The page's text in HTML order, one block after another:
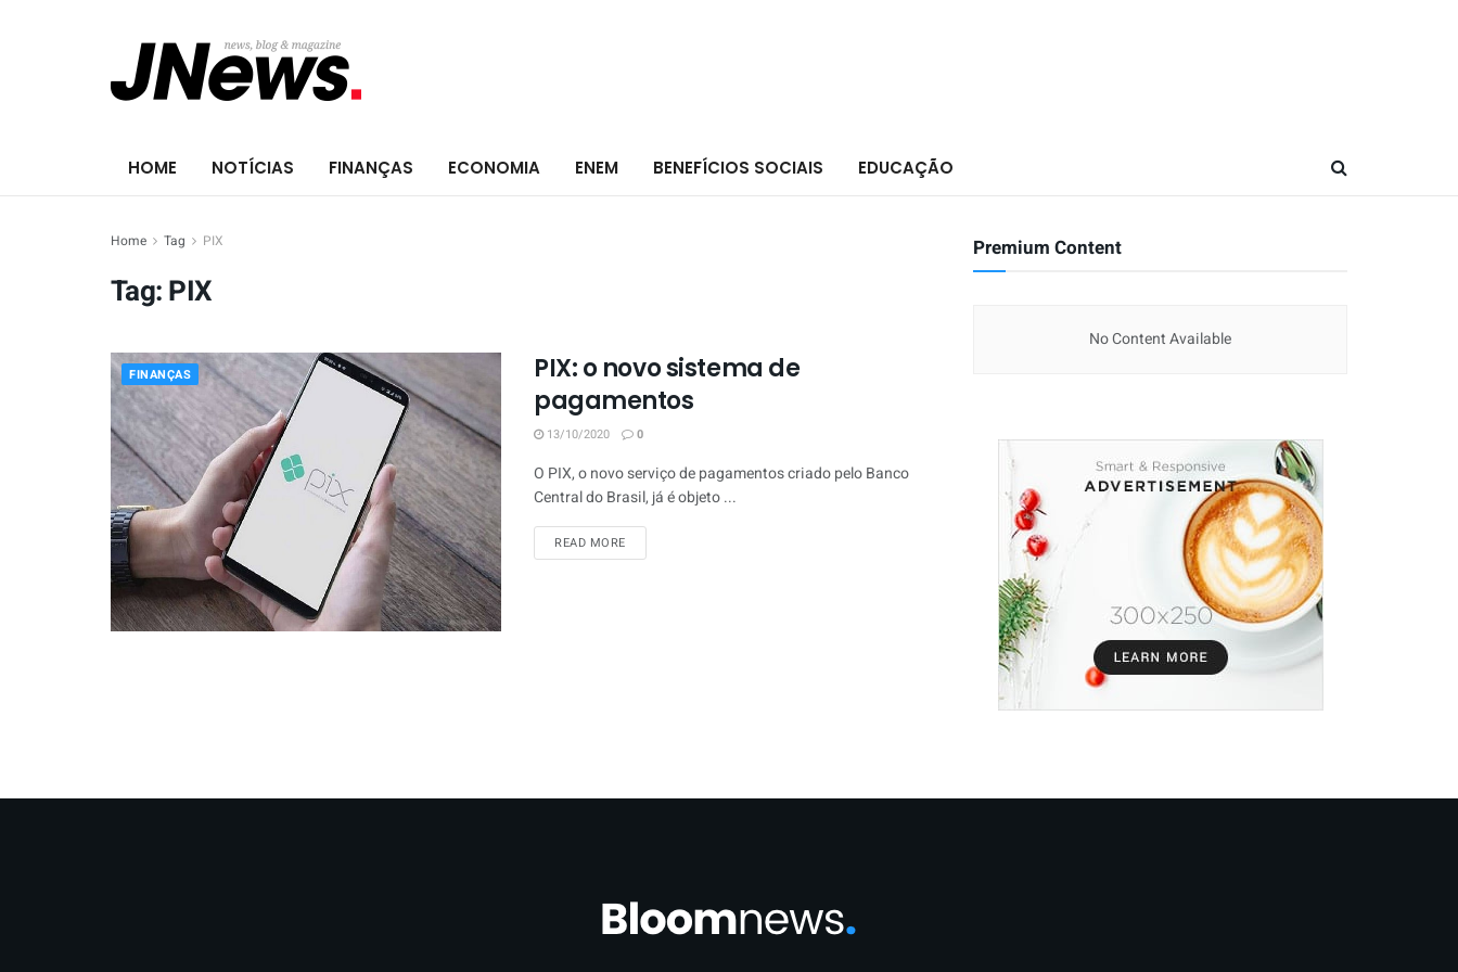
HOME NOTÍCIAS FINANÇAS ECONOMIA ENEM BENEFÍCIOS SOCIAIS EDUCAÇÃO
Home Tag PIX
Tag:PIX
FINANÇAS
PIX: o novo sistema de
pagamentos
13/10/2020 0
O PIX, o novo serviço de pagamentos criado pelo Banco
Central do Brasil, já é objeto ...
READ MORE
Premium Content
No Content Available